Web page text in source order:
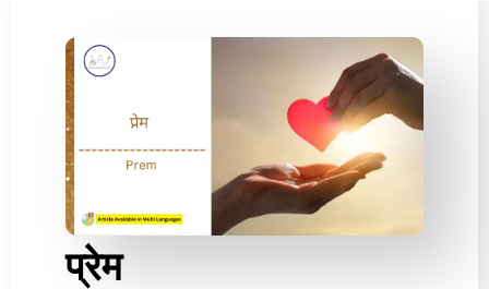
प्रेम